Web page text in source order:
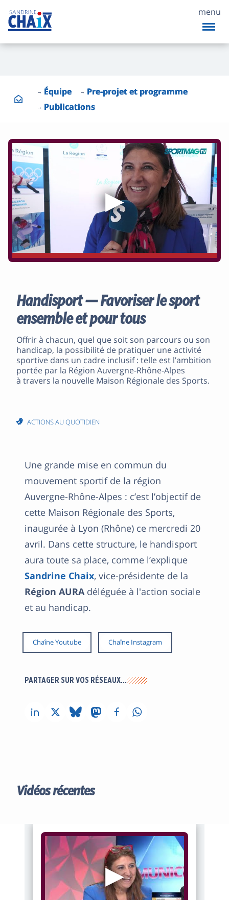
menu
Équipe
Pre-projet et programme
Publications
▶
Handisport — Favoriser le sport
ensemble et pour tous
Offrir à chacun, quel que soit son parcours ou son
handicap, la possibilité de pratiquer une activité
sportive dans un cadre inclusif : telle est l’ambition
portée par la Région Auvergne-Rhône-Alpes
à travers la nouvelle Maison Régionale des Sports.
ACTIONS AU QUOTIDIEN
Une grande mise en commun du
mouvement sportif de la région
Auvergne-Rhône-Alpes : c’est l’objectif de
cette Maison Régionale des Sports,
inaugurée à Lyon (Rhône) ce mercredi 20
avril. Dans cette structure, le handisport
aura toute sa place, comme l’explique
Sandrine Chaix, vice-présidente de la
Région AURAdéléguée à l'action sociale
et au handicap.
Chaîne Youtube Chaîne Instagram
PARTAGER SUR VOS RÉSEAUX…
Vidéos récentes
▶